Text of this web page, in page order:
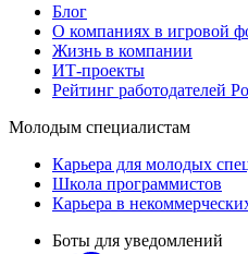
Блог
О компаниях в игровой
Жизнь в компании
ИТ-проекты
Рейтинг работодателей
Молодым специалистам
Карьера для молодых
Школа программистов
Карьера в
Боты для уведомлений